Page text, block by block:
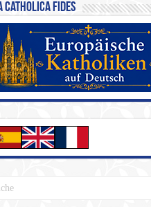
Catholica Fides